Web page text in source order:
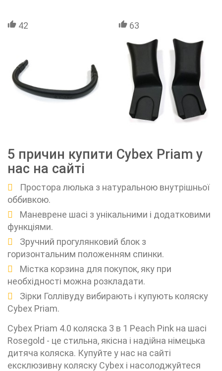
42 63
5 причин купити Cybex Priam у
нас на сайті
Простора люлька з натуральною внутрішньої
оббивкою.
Маневрене шасі з унікальними і додатковими
функціями.
Зручний прогулянковий блок з
горизонтальним положенням спинки.
Містка корзина для покупок, яку при
необхідності можна розкладати.
Зірки Голлівуду вибирають і купують коляску
Cybex Priam.
Cybex Priam 4.0 коляска 3 в 1 Peach Pink на шасі
Rosegold - це стильна, якісна і надійна німецька
дитяча коляска. Купуйте у нас на сайті
ексклюзивну коляску Cybex і насолоджуйтеся